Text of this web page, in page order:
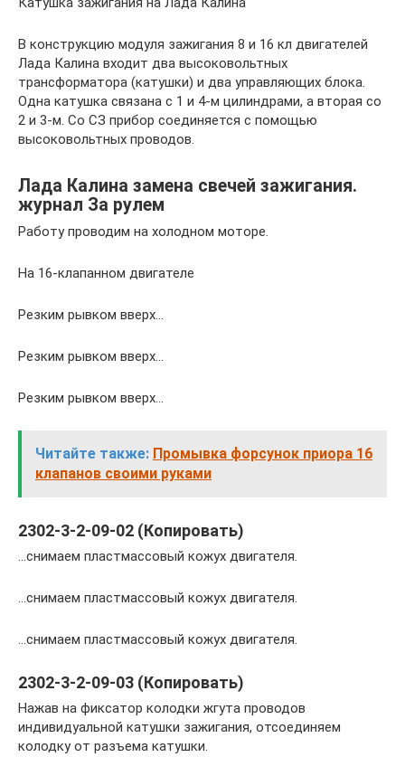
В конструкцию модуля зажигания 8 и 16 кл двигателей
Лада Калина входит два высоковольтных
трансформатора (катушки) и два управляющих блока.
Одна катушка связана с 1 и 4-м цилиндрами, а вторая со
2 и 3-м. Со СЗ прибор соединяется с помощью
высоковольтных проводов.
Лада Калина замена свечей зажигания.
журнал За рулем
Работу проводим на холодном моторе.
На 16-клапанном двигателе
Резким рывком вверх…
Резким рывком вверх…
Резким рывком вверх…
Читайте также: Промывка форсунок приора 16
клапанов своими руками
2302-3-2-09-02 (Копировать)
…снимаем пластмассовый кожух двигателя.
…снимаем пластмассовый кожух двигателя.
…снимаем пластмассовый кожух двигателя.
2302-3-2-09-03 (Копировать)
Нажав на фиксатор колодки жгута проводов
индивидуальной катушки зажигания, отсоединяем
колодку от разъема катушки.